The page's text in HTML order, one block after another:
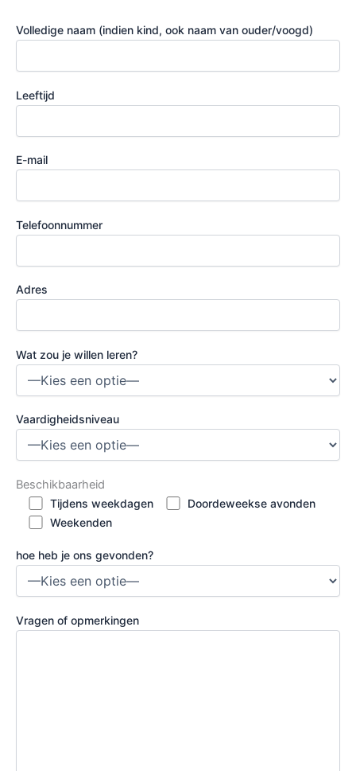
Volledige naam (indien kind, ook naam van ouder/voogd)
Leeftijd
E-mail
Telefoonnummer
Adres
Wat zou je willen leren?
Vaardigheidsniveau
Beschikbaarheid
Tijdens weekdagen
Doordeweekse avonden
Weekenden
hoe heb je ons gevonden?
Vragen of opmerkingen